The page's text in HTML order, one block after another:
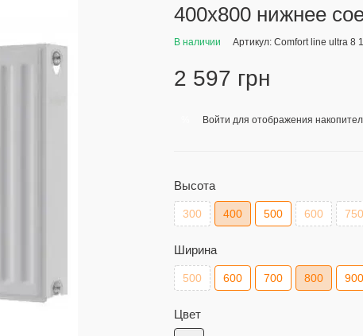
400х800 нижнее
В наличии Артикул: Comfort line ultra 8
2 597 грн
Войти для отображения
Высота
300 400 500 600 750
Ширина
500 600 700 800 900
Цвет